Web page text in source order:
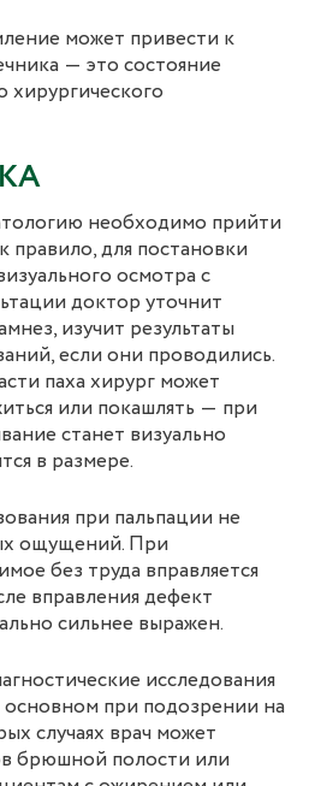
может привести к
― это состояние
хирургического
необходимо прийти
правило, для постановки
осмотра с
доктор уточнит
изучит результаты
если они проводились.
паха хирург может
или покашлять ― при
станет визуально
в размере.
при пальпации не
ощущений. При
без труда вправляется
вправления дефект
сильнее выражен.
исследования
основном при подозрении на
случаях врач может
брюшной полости или